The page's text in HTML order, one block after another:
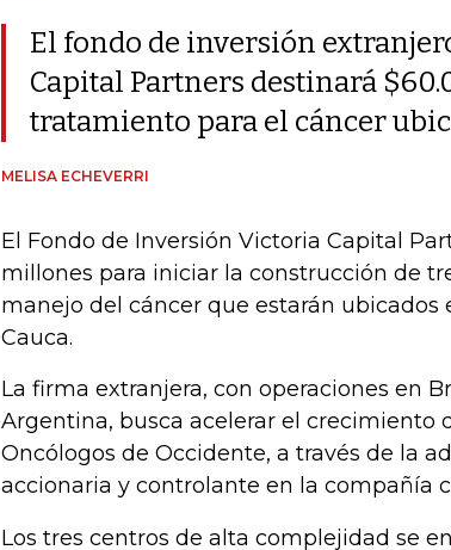
El fondo de inversión
Capital Partners destinará
tratamiento para el cáncer
MELISA ECHEVERRI
El Fondo de Inversión Victoria Capital
millones para iniciar la construcción de
manejo del cáncer que estarán ubicados
Cauca.
La firma extranjera, con operaciones en
Argentina, busca acelerar el crecimiento
Oncólogos de Occidente, a través de la
accionaria y controlante en la compañía
Los tres centros de alta complejidad se